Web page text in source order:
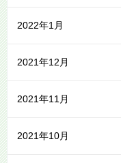
2022年1月
2021年12月
2021年11月
2021年10月